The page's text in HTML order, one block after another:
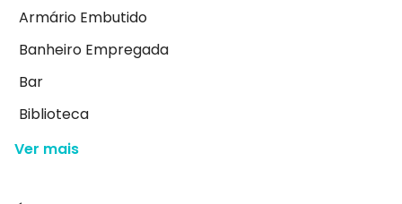
Armário Embutido
Banheiro Empregada
Bar
Biblioteca
Ver mais